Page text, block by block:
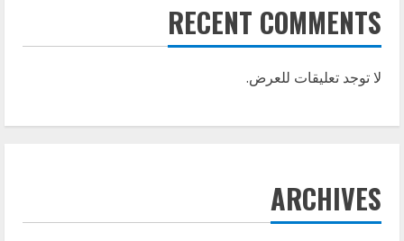
RECENT COMMENTS
لا توجد تعليقات للعرض.
ARCHIVES